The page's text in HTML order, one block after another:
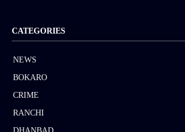
CATEGORIES
NEWS
BOKARO
CRIME
RANCHI